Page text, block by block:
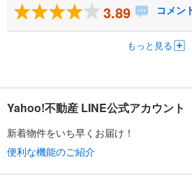
3.89 コメン
もっと見る
Yahoo!不動産 LINE公式アカウント
新着物件をいち早くお届け！
便利な機能のご紹介